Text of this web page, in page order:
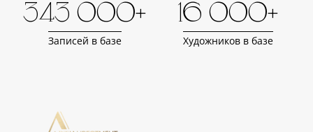
343 000+
Записей в базе
16 000+
Художников в базе